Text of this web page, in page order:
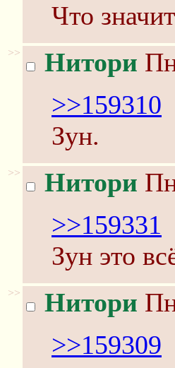
Что
>> Нитори
>>159310
Зун.
>> Нитори
>>159331
Зун это
>> Нитори
>>159309